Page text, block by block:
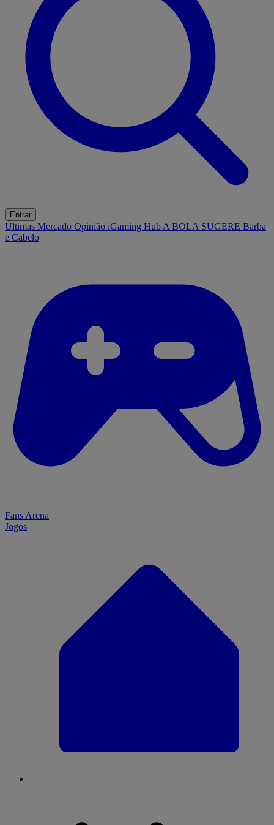
Entrar
Últimas Mercado Opinião iGaming Hub A BOLA SUGERE Barba
e Cabelo
Fans Arena
Jogos